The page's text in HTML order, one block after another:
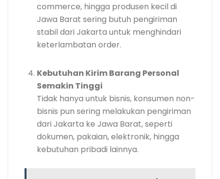
commerce, hingga produsen kecil di
Jawa Barat sering butuh pengiriman
stabil dari Jakarta untuk menghindari
keterlambatan order.
Kebutuhan Kirim Barang Personal
Semakin Tinggi
Tidak hanya untuk bisnis, konsumen non-
bisnis pun sering melakukan pengiriman
dari Jakarta ke Jawa Barat, seperti
dokumen, pakaian, elektronik, hingga
kebutuhan pribadi lainnya.